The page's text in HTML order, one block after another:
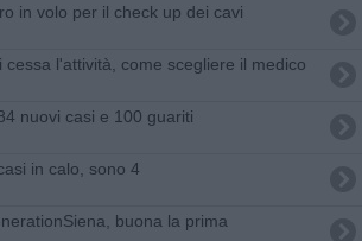
in volo per il check up dei cavi
cessa l'attività, come scegliere il medico
nuovi casi e 100 guariti
in calo, sono 4
buona la prima